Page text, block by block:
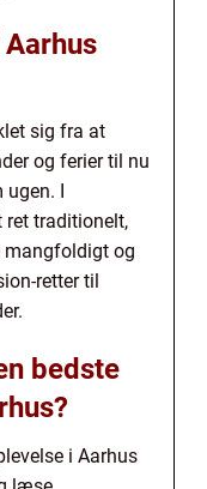
sig fra at
og ferier til nu
I
ret traditionelt,
mangfoldigt og
retter til
bedste
i Aarhus